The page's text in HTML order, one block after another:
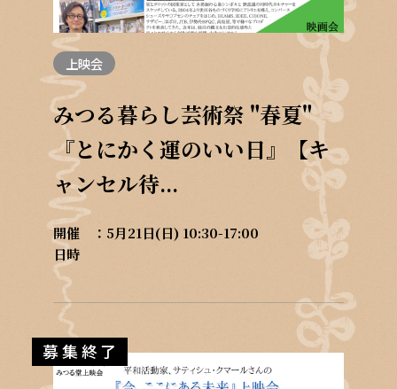
上映会
みつる暮らし芸術祭 "春夏"
『とにかく運のいい日』【キ
ャンセル待...
開催
日時
5月21日(日) 10:30-17:00
募集終了